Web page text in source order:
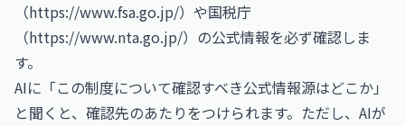
（https://www.fsa.go.jp/）や国税庁
（https://www.nta.go.jp/）の公式情報を必ず確認しま
す。
AIに「この制度について確認すべき公式情報源はどこか」
と聞くと、確認先のあたりをつけられます。ただし、AIが